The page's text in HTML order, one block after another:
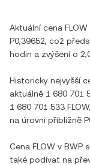
Aktuální cena FLOW
P0,39652 , což
hodin a zvýšenío
Historicky nejvyšší
aktuálně 1 680 701
1 680 701 533 FLOW
na úrovni přibližně
Cena FLOW v BWP
také podívat na